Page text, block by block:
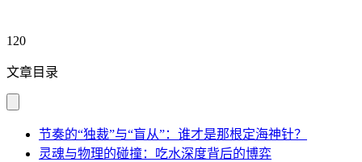
120
文章目录
节奏的“独裁”与“盲从”：谁才是那根定海神针？
灵魂与物理的碰撞：吃水深度背后的博弈